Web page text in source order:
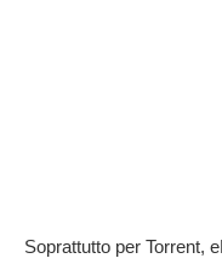
Soprattutto per Torrent,